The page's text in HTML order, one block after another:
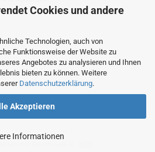
Cookies und andere
Technologien, auch von
Funktionsweise der Website zu
Angebotes zu analysieren und Ihnen
bieten zu können. Weitere
Datenschutzerklärung.
Akzeptieren
Informationen